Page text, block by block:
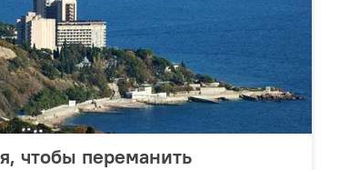
чтобы переманить